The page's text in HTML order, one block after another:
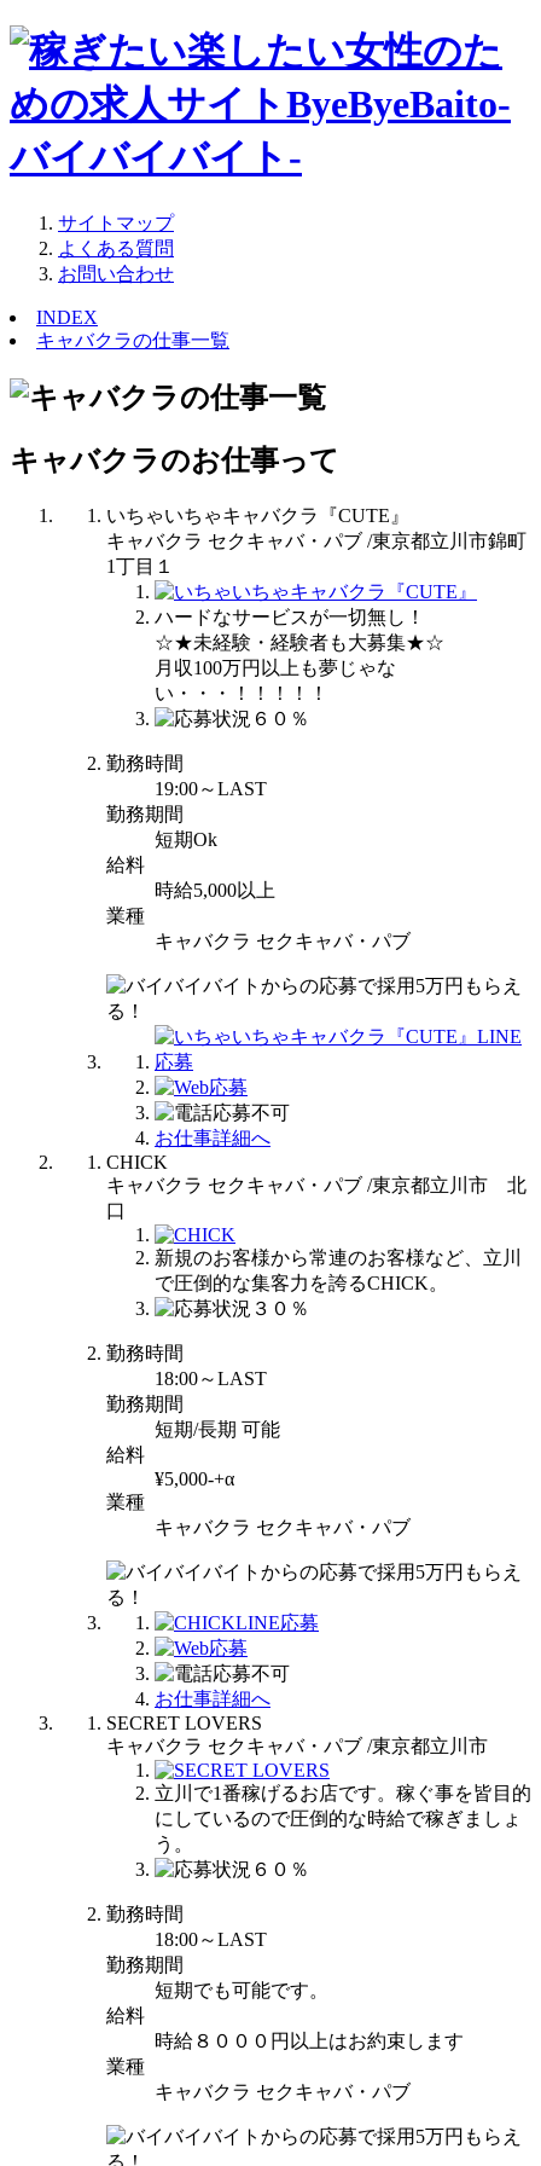
サイトマップ
よくある質問
お問い合わせ
INDEX
キャバクラの仕事一覧
キャバクラのお仕事って
いちゃいちゃキャバクラ『CUTE』
キャバクラ セクキャバ・パブ /東京都立川市錦町
1丁目１
ハードなサービスが一切無し！
☆★未経験・経験者も大募集★☆
月収100万円以上も夢じゃな
い・・・！！！！！
勤務時間
19:00～LAST
勤務期間
短期Ok
給料
時給5,000以上
業種
キャバクラ セクキャバ・パブ
お仕事詳細へ
CHICK
キャバクラ セクキャバ・パブ /東京都立川市 北
口
新規のお客様から常連のお客様など、立川
で圧倒的な集客力を誇るCHICK。
勤務時間
18:00～LAST
勤務期間
短期/長期 可能
給料
¥5,000-+α
業種
キャバクラ セクキャバ・パブ
お仕事詳細へ
SECRET LOVERS
キャバクラ セクキャバ・パブ /東京都立川市
立川で1番稼げるお店です。稼ぐ事を皆目的
にしているので圧倒的な時給で稼ぎましょ
う。
勤務時間
18:00～LAST
勤務期間
短期でも可能です。
給料
時給８０００円以上はお約束します
業種
キャバクラ セクキャバ・パブ